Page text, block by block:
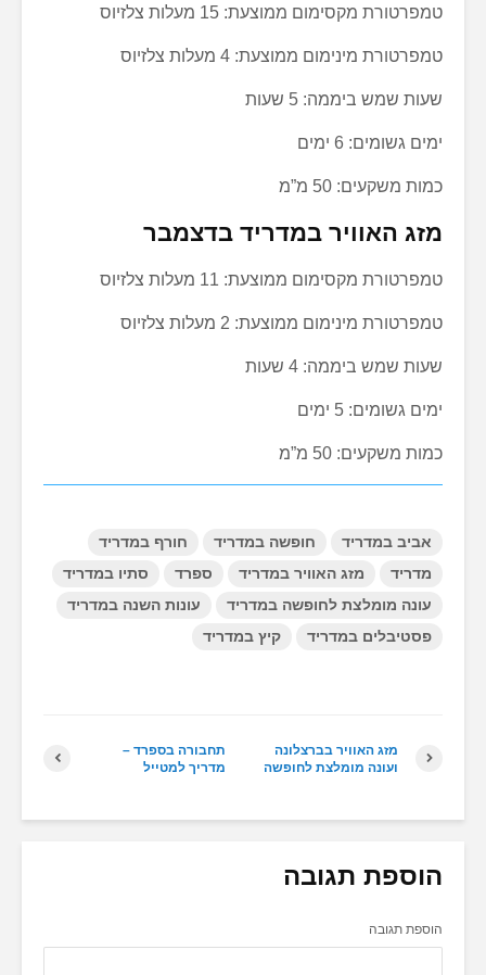
טמפרטורת מקסימום ממוצעת: 15 מעלות צלזיוס
טמפרטורת מינימום ממוצעת: 4 מעלות צלזיוס
שעות שמש ביממה: 5 שעות
ימים גשומים: 6 ימים
כמות משקעים: 50 מ”מ
מזג האוויר במדריד בדצמבר
טמפרטורת מקסימום ממוצעת: 11 מעלות צלזיוס
טמפרטורת מינימום ממוצעת: 2 מעלות צלזיוס
שעות שמש ביממה: 4 שעות
ימים גשומים: 5 ימים
כמות משקעים: 50 מ”מ
אביב במדריד חופשה במדריד
חורף במדריד
מדריד
מזג האוויר במדריד ספרד
סתיו במדריד
עונה מומלצת לחופשה במדריד
עונות השנה במדריד
פסטיבלים במדריד
קיץ במדריד
תחבורה בספרד –
מדריך למטייל
מזג האוויר בברצלונה
ועונה מומלצת לחופשה
הוספת תגובה
הוספת תגובה